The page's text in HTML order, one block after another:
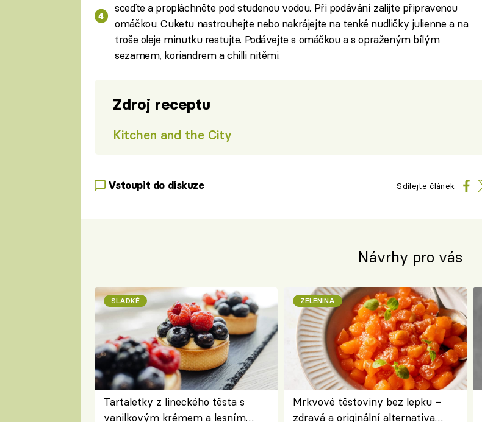
sceďte a propláchněte pod studenou vodou. Při podávání zalijte připravenou
omáčkou. Cuketu nastrouhejte nebo nakrájejte na tenké nudličky julienne a na
troše oleje minutku restujte. Podávejte s omáčkou a s opraženým bílým
sezamem, koriandrem a chilli nitěmi.
Zdroj receptu
Kitchen and the City
Vstoupit do diskuze Sdílejte článek
Návrhy pro vás
SLADKÉ
Tartaletky z lineckého těsta s
vanilkovým krémem a lesním
ZELENINA
Mrkvové těstoviny bez lepku –
zdravá a originální alternativa